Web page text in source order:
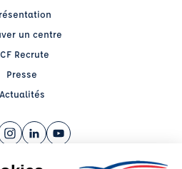
un centre
Recrute
Presse
Actualités
(nouvelle fenêtre)
Instagram (nouvelle fenêtre)
LinkedIn (nouvelle fenêtre)
YouTube (nouvelle